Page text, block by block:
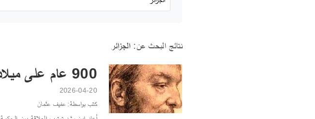
نتائج البحث عن:الجزائر
900 عام على ميلاده: ابن رشد متنازع عليه
2026-04-20
كتب بواسطة: عفيف عثمان